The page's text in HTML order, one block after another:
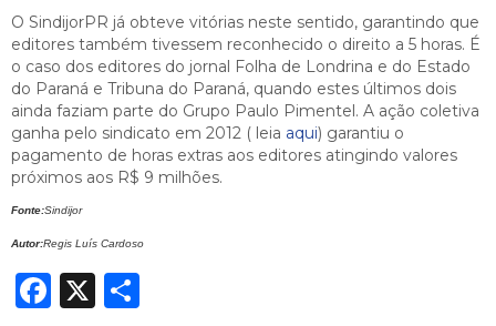
O SindijorPR já obteve vitórias neste sentido, garantindo que
editores também tivessem reconhecido o direito a 5 horas. É
o caso dos editores do jornal Folha de Londrina e do Estado
do Paraná e Tribuna do Paraná, quando estes últimos dois
ainda faziam parte do Grupo Paulo Pimentel. A ação coletiva
ganha pelo sindicato em 2012 ( leia aqui) garantiu o
pagamento de horas extras aos editores atingindo valores
próximos aos R$ 9 milhões.
Fonte:Sindijor
Autor:Regis Luís Cardoso
Facebook
X